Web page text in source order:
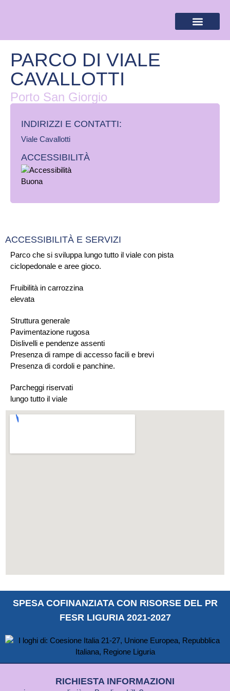
PARCO DI VIALE
CAVALLOTTI
Porto San Giorgio
INDIRIZZI E CONTATTI:​
Viale Cavallotti
ACCESSIBILITÀ
Parco che si sviluppa lungo tutto il viale con pista
ciclopedonale e aree gioco.
Fruibilità in carrozzina
elevata
Struttura generale
Pavimentazione rugosa
Dislivelli e pendenze assenti
Presenza di rampe di accesso facili e brevi
Presenza di cordoli e panchine.
Parcheggi riservati
lungo tutto il viale
ACCESSIBILITÀ E SERVIZI
SPESA COFINANZIATA CON RISORSE DEL PR
FESR LIGURIA 2021-2027
RICHIESTA INFORMAZIONI